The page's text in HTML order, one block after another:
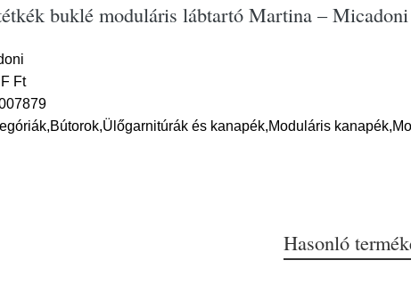
buklé moduláris lábtartó Martina –
Ft
és kanapék,Moduláris
Hasonló